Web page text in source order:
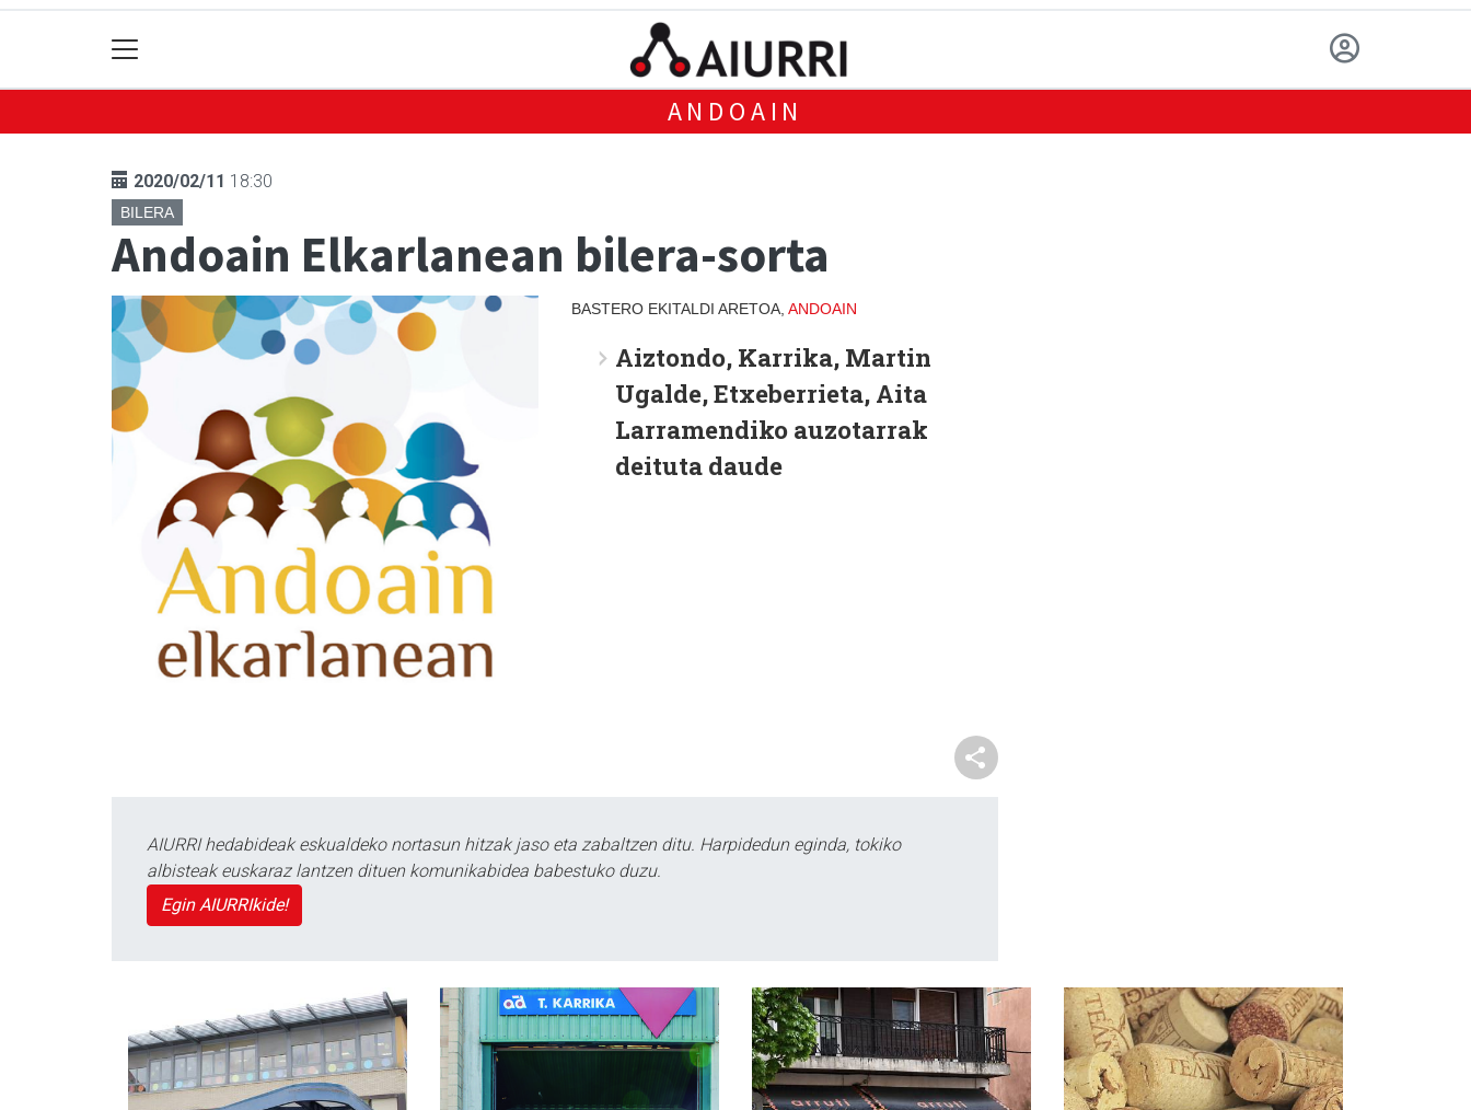
ANDOAIN
2020/02/11 18:30
BILERA
Andoain Elkarlanean bilera-sorta
BASTERO EKITALDI ARETOA, ANDOAIN
Aiztondo, Karrika, Martin
Ugalde, Etxeberrieta, Aita
Larramendiko auzotarrak
deituta daude
AIURRI hedabideak eskualdeko nortasun hitzak jaso eta zabaltzen ditu. Harpidedun eginda, tokiko
albisteak euskaraz lantzen dituen komunikabidea babestuko duzu.
Egin AIURRIkide!